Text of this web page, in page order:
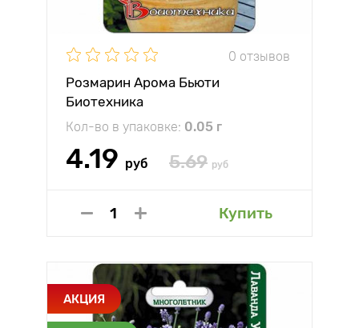
0 отзывов
Розмарин Арома Бьюти
Биотехника
Кол-во в упаковке: 0.05 г
4.19 руб 5.69 руб
Купить
АКЦИЯ